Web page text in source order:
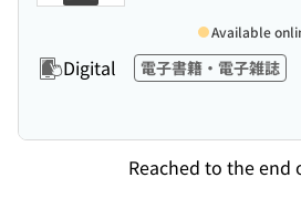
Digital 電子書籍・電子雑誌
Available
Reached to the end